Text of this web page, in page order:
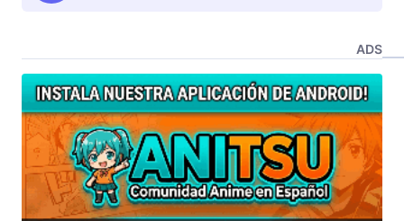
ADS